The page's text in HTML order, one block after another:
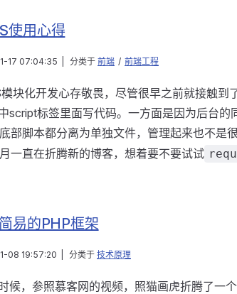
使用心得
17 07:04:35 分类于 前端 / 前端工程
块化开发心存敬畏，尽管很早之前就接触
script标签里面写代码。一方面是因为后台
部脚本都分离为单独文件，管理起来也不是
一直在折腾新的博客，想着要不要试试
易的PHP框架
08 19:57:20 分类于 技术原理
候，参照慕客网的视频，照猫画虎折腾了一